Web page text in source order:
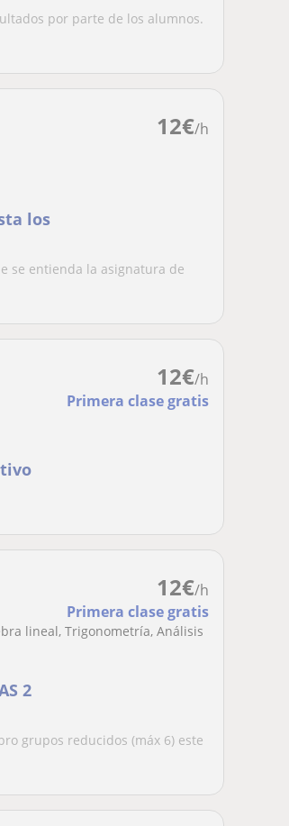
por parte de los alumnos.
12€/h
los
se entienda la asignatura de
12€/h
Primera clase gratis
12€/h
Primera clase gratis
lineal, Trigonometría, Análisis
2
grupos reducidos (máx 6) este